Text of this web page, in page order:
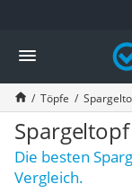
Die beliebtesten
Haushalt
Wassersprudler
Zentralstaubsauger
Brotbackautomat
Wischroboter
Wäschespinne
Industriestaubsauger
Töpfe
Die besten
Vergleich.